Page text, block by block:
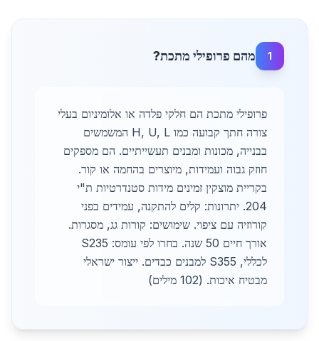
1 מהם פרופילי מתכת?
פרופילי מתכת הם חלקי פלדה או אלומיניום בעלי
צורה חתך קבועה כמו H, U, L המשמשים
בבנייה, מכונות ומבנים תעשייתיים. הם מספקים
חוזק גבוה ועמידות, מיוצרים בהחמה או קור.
בקריית מוצקין זמינים מידות סטנדרטיות ת"י
204. יתרונות: קלים להתקנה, עמידים בפני
קורוזיה עם ציפוי. שימושים: קורות גג, מסגרות.
אורך חיים 50 שנה. בחרו לפי עומס: S235
לכללי, S355 למבנים כבדים. ייצור ישראלי
מבטיח איכות. (102 מילים)